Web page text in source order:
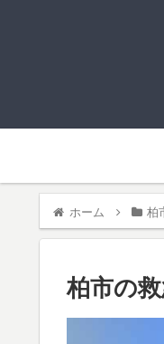
ホーム 柏
柏市の